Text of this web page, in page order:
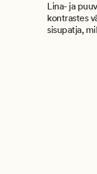
Lina- ja
kontrastes
sisupatja,